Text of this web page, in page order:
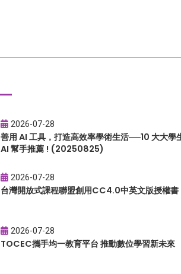
2026-07-28
善用 AI 工具，打造高效率學術生活──10 大大學
AI 幫手推薦 ! (20250825)
2026-07-28
台灣開放式課程聯盟創用CC4.0中英文版授權書
2026-07-28
TOCEC攜手均一教育平台 推動數位學習新未來